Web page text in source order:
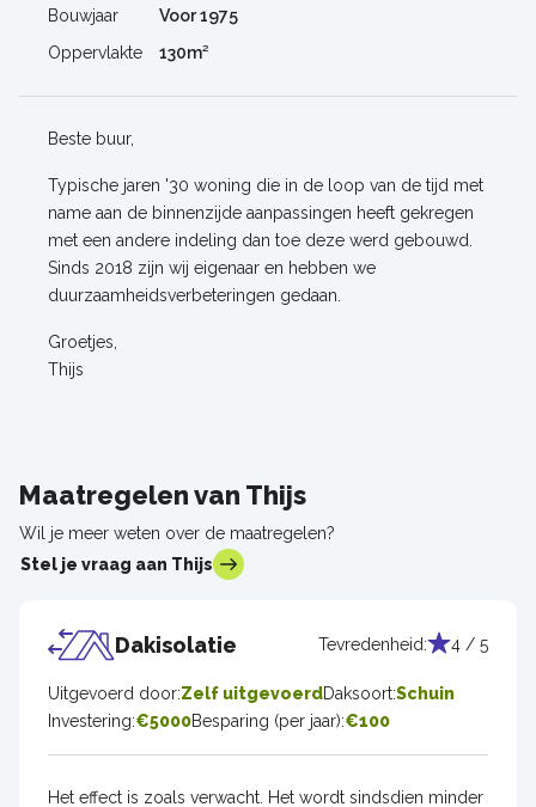
Bouwjaar
Voor 1975
Oppervlakte
130m²
Beste buur,
Typische jaren '30 woning die in de loop van de tijd met
name aan de binnenzijde aanpassingen heeft gekregen
met een andere indeling dan toe deze werd gebouwd.
Sinds 2018 zijn wij eigenaar en hebben we
duurzaamheidsverbeteringen gedaan.
Groetjes,
Thijs
Maatregelen van Thijs
Wil je meer weten over de maatregelen?
Stel je vraag aan Thijs
Dakisolatie Tevredenheid: 4 / 5
Uitgevoerd door:Zelf uitgevoerdDaksoort:Schuin
Investering:€5000Besparing (per jaar):€100
Het effect is zoals verwacht. Het wordt sindsdien minder